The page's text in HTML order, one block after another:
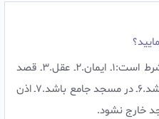
هشت چيز در صحّت اعتكاف شرط است:1ـ ايمان.2ـ عقل.3ـ قصد
قربت.4ـ روزه.5ـ كمتر از سه روز نباشد.6ـ در مسجد جامع باشد.7ـ اذن